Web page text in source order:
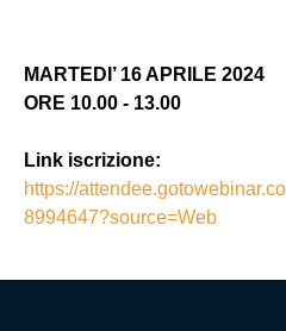
MARTEDI’ 16 APRILE 2024
ORE 10.00 - 13.00
Link iscrizione:
https://
8994647?source=Web